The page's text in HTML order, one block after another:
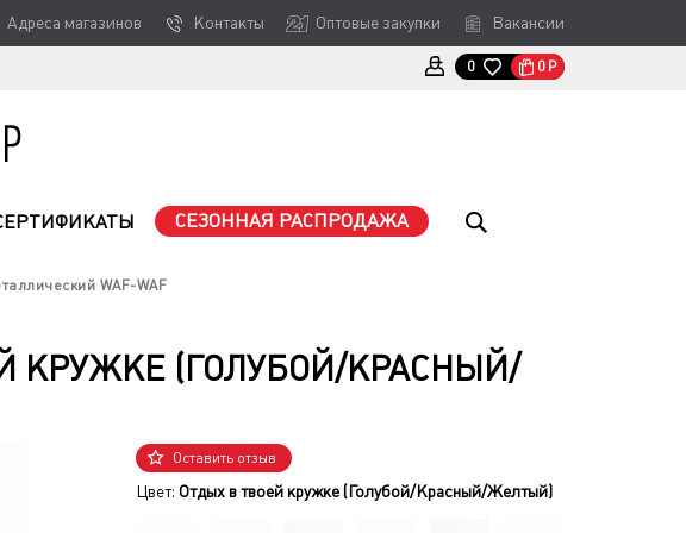
Адреса магазинов Контакты Оптовые закупки Вакансии
0 0 Р
СЕЗОННАЯ РАСПРОДАЖА
WAF-WAF
КРУЖКЕ (ГОЛУБОЙ/КРАСНЫЙ/
Оставить отзыв
Цвет: Отдых в твоей кружке (Голубой/Красный/Желтый)